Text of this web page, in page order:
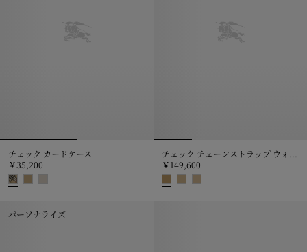
チェック カードケース
￥35,200
￥149,600
パーソナライズ